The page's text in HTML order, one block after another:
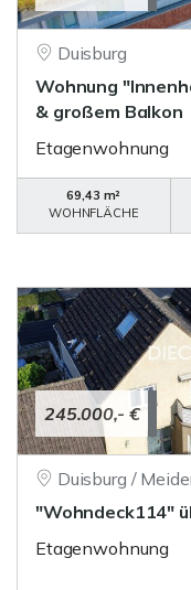
Duisburg
Wohnung
& großem Balkon
Etagenwohnung
69,43 m²
WOHNFLÄCHE
245.000,- €
Duisburg /
"Wohndeck114"
Etagenwohnung